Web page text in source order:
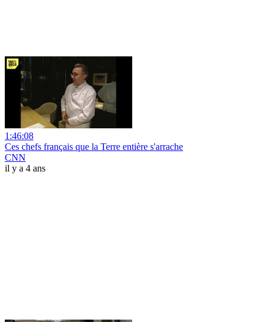
1:46:08
Ces chefs français que la Terre entière s'arrache
CNN
il y a 4 ans